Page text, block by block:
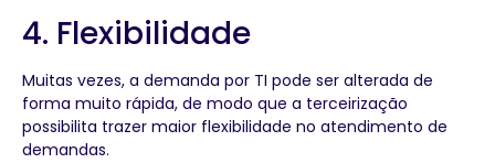
4. Flexibilidade
Muitas vezes, a demanda por TI pode ser alterada de
forma muito rápida, de modo que a terceirização
possibilita trazer maior flexibilidade no atendimento de
demandas.